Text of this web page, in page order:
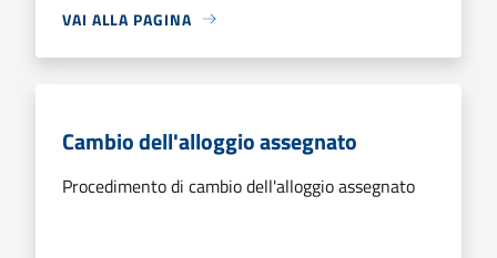
VAI ALLA PAGINA
Cambio dell'alloggio assegnato
Procedimento di cambio dell'alloggio assegnato